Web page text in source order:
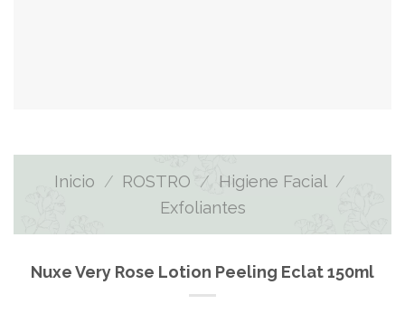
Inicio / ROSTRO / Higiene Facial /
Exfoliantes
Nuxe Very Rose Lotion Peeling Eclat 150ml